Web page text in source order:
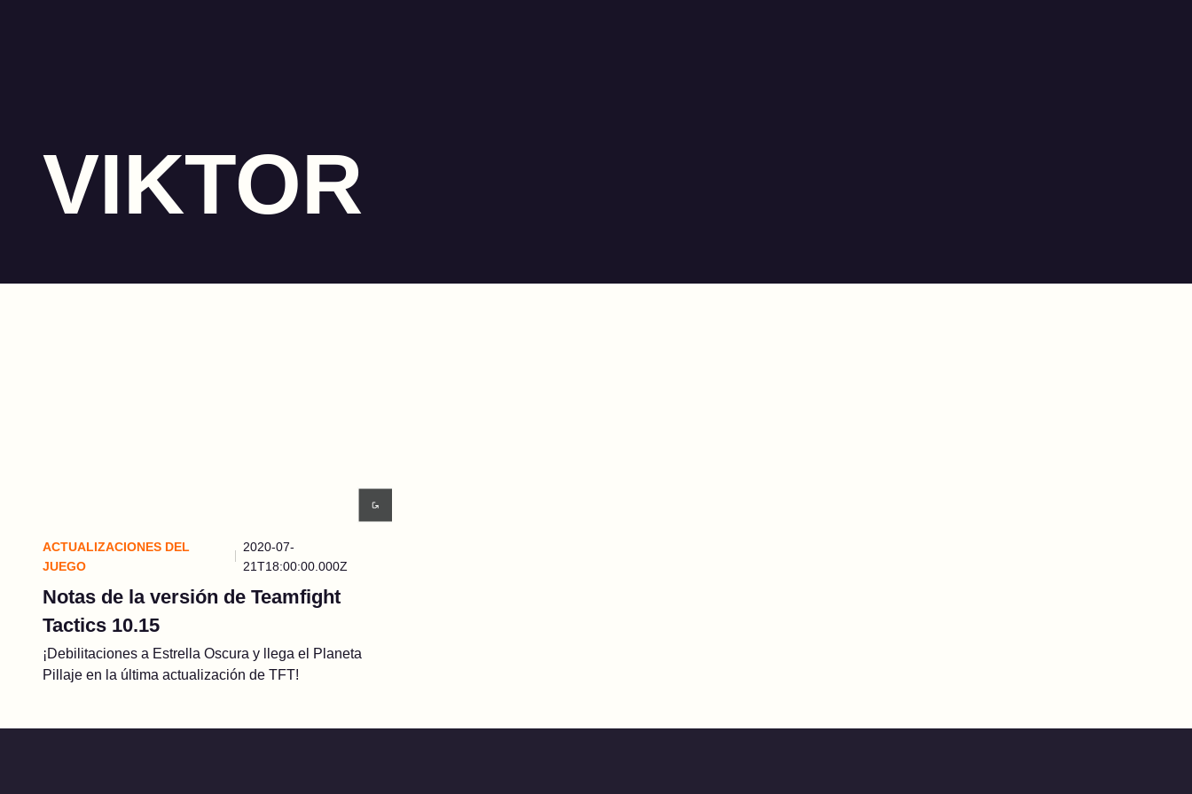
VIKTOR
ACTUALIZACIONES DEL
JUEGO
2020-07-
21T18:00:00.000Z
Notas de la versión de Teamfight
Tactics 10.15
¡Debilitaciones a Estrella Oscura y llega el Planeta
Pillaje en la última actualización de TFT!